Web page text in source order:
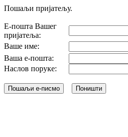
Пошаљи пријатељу.
Е-пошта Вашег
пријатеља:
Ваше име:
Ваша е-пошта:
Наслов поруке: